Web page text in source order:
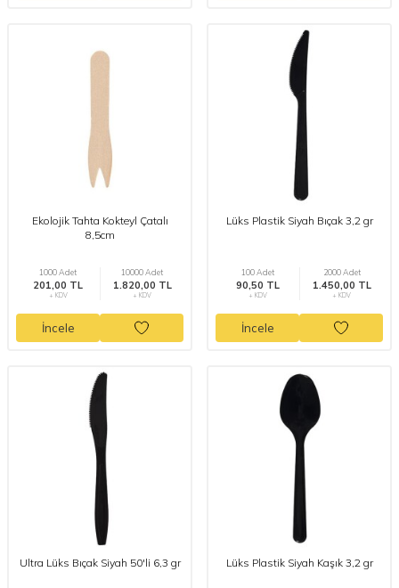
Ekolojik Tahta Kokteyl Çatalı
8,5cm
1000 Adet
201,00 TL
+ KDV
10000 Adet
1.820,00 TL
+ KDV
İncele
Lüks Plastik Siyah Bıçak 3,2 gr
100 Adet
90,50 TL
+ KDV
2000 Adet
1.450,00 TL
+ KDV
İncele
Ultra Lüks Bıçak Siyah 50'li 6,3 gr Lüks Plastik Siyah Kaşık 3,2 gr